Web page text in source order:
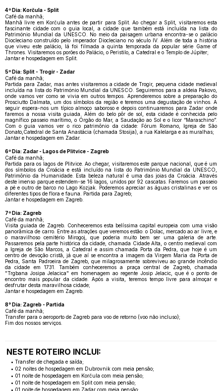
NESTE ROTEIRO INCLUI:
• Transfer de chegada e saída;
• 02 noites de hospedagem em Dubrovnik com meia pensão;
• 01 noite de hospedagem em Korčula com meia pensão;
• 01 noite de hospedagem em Split com meia pensão;
• 01 noite de hospedagem em Zadar com meia pensão;
4º Dia: Korčula - Split
Café da manhã;
Manhã livre em Korčula antes de partir para Split. Ao chegar a Split, visitaremos esta
fascinante cidade com o guia local, a cidade que também está incluída na lista do
Património Mundial da UNESCO. No meio da paisagem urbana encontra-se o palácio
Diocleciano construído pelo imperador Diocleciano no século IV. Além de toda a história
que viveu este palácio, lá foi filmada a quinta temporada da popular série Game of
Thrones. Visitaremos os porões do Palácio, o Peristilo, a Catedral e o Templo de Júpiter;
Jantar e hospedagem em Split.
5º Dia: Split - Trogir - Zadar
Café da manhã;
Partida para Zadar, mas antes visitaremos a cidade de Trogir, pequena cidade medieval
incluída na lista do Património Mundial da UNESCO. Seguiremos para a aldeia Pakovo,
onde vamos ver como se vivia em outros tempos. Aprenderemos sobre a preparação do
Prosciutto Dalmata, um dos símbolos da região e teremos uma degustação de vinhos. A
seguir espera-nos um típico almoço saboroso e depois continuaremos para Zadar onde
faremos a nossa visita guiada. Além do belo pôr de sol, esta cidade é conhecida pelo
magnífico passeio marítimo, o Órgão do Mar, a Saudação ao Sol e o licor “Maraschino”.
Com o guia vamos ver o rico patrimônio da cidade: Fórum Romano, Igreja de São
Donato,Catedral de Santa Anastácia (chamada Stosija), a rua Kalelarga e as muralhas;
Jantar e hospedagem em Zadar.
6º Dia: Zadar - Lagos de Plitvice - Zagreb
Café da manhã;
Partida para os lagos de Plitvice. Ao chegar, visitaremos este parque nacional, que é um
dos símbolos da Croácia e está incluído na lista do Patrimônio Mundial da UNESCO,
Patrimônio da Humanidade. Esta beleza natural é uma das joias da Croácia. Através
deste imenso parque estendem-se 16 lagos, unidos por 92 cascatas. Faremos um passeio
a pé e outro de barco no Lago Kozjak. Poderemos apreciar as águas cristalinas e ver os
diferentes tipos de flora e fauna. Partida para Zagreb;
Jantar e hospedagem em Zagreb.
7º Dia: Zagreb
Café da manhã;
Visita guiada de Zagreb. Conheceremos esta belíssima capital europeia com uma visão
panorâmica de carro. Entre as atrações que veremos estão: o Dolac, mercado ao ar livre, e
o maravilhoso cemitério Mirogoj, que poderia muito bem ser uma galeria de arte.
Passaremos pela parte histórica da cidade, chamada Cidade Alta, o centro medieval com
a Igreja de São Marcos, a Catedral e assim chamada Porta da Pedra, que hoje é um
centro de devoção cristã, já que aí se encontra a imagem da Virgem Maria da Porta de
Pedra, Santa Padroeira de Zagreb, que milagrosamente sobreviveu ao grande incêndio
da cidade em 1731. Também conheceremos a praça central de Zagreb, chamada
"Trgbana Josipa Jelacica" em homenagem ao regente Josip Jelacic, que é o ponto de
encontro mais popular da cidade. Após a visita, teremos tempo livre para almoçar e
desfrutar desta maravilhosa cidade;
Jantar e hospedagem em Zagreb.
8° Dia: Zagreb - Partida
Café da manhã;
Transfer para o aeroporto de Zagreb para voo de retorno (voo não incluso);
Fim dos nossos serviços.